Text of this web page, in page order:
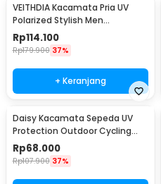
VEITHDIA Kacamata Pria UV
Polarized Stylish Men
Sunglasses - 6588
Rp114.100
Rp179.900 37%
+ Keranjang
Daisy Kacamata Sepeda UV
Protection Outdoor Cycling
Sunglasses - X7
Rp68.000
Rp107.900 37%